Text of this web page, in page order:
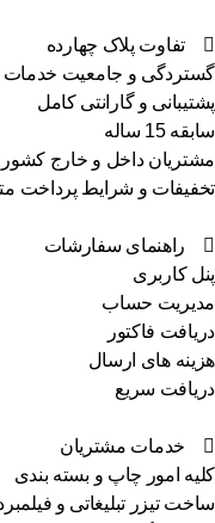
تفاوت پلاک چهارده
و جامعیت خدمات
و گارانتی کامل
15 ساله
داخل و خارج کشور
و شرایط پرداخت
راهنمای سفارشات
کاربری
حساب
فاکتور
های ارسال
سریع
خدمات مشتریان
امور چاپ و بسته بندی
تیزر تبلیغاتی و